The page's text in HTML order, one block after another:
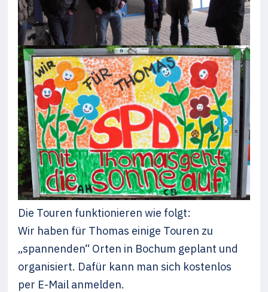
Die Touren funktionieren wie folgt:
Wir haben für Thomas einige Touren zu
„spannenden“ Orten in Bochum geplant und
organisiert. Dafür kann man sich kostenlos
per E-Mail anmelden.